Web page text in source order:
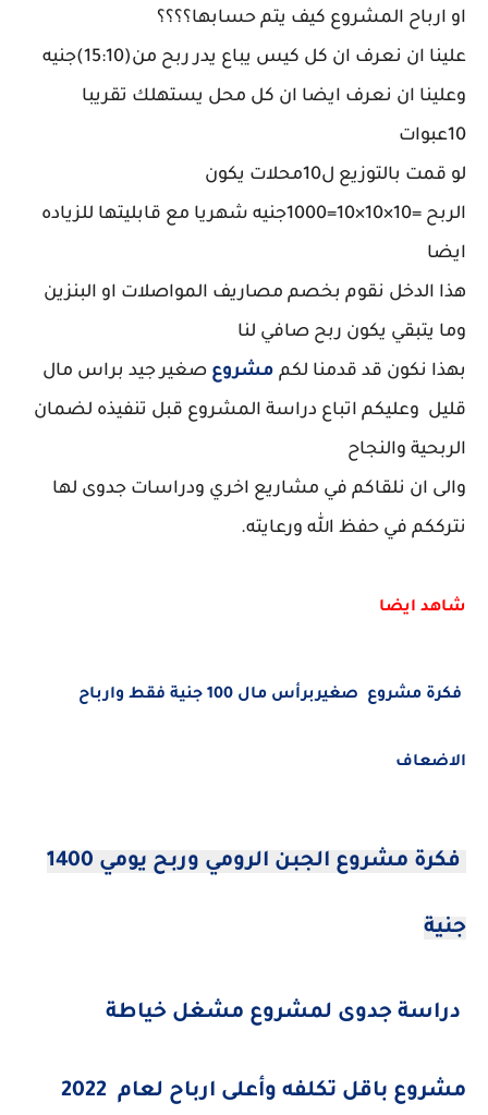
او ارباح المشروع كيف يتم حسابها؟؟؟؟
علينا ان نعرف ان كل كيس يباع يدر ربح من(15:10)جنيه
وعلينا ان نعرف ايضا ان كل محل يستهلك تقريبا
10عبوات
لو قمت بالتوزيع ل10محلات يكون
الربح =10×10×10=1000جنيه شهريا مع قابليتها للزياده
ايضا
هذا الدخل نقوم بخصم مصاريف المواصلات او البنزين
وما يتبقي يكون ربح صافي لنا
بهذا نكون قد قدمنا لكم مشروع صغير جيد براس مال
قليل وعليكم اتباع دراسة المشروع قبل تنفيذه لضمان
الربحية والنجاح
والى ان نلقاكم في مشاريع اخري ودراسات جدوى لها
نترككم في حفظ الله ورعايته.
شاهد ايضا
فكرة مشروع صغيربرأس مال 100 جنية فقط وارباح
الاضعاف
فكرة مشروع الجبن الرومي وربح يومي 1400
جنية
دراسة جدوى لمشروع مشغل خياطة
مشروع باقل تكلفه وأعلى ارباح لعام 2022